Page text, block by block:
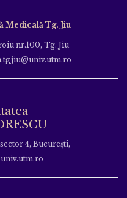
Medicală Tg. Jiu
nr.100, Tg. Jiu
4, București,